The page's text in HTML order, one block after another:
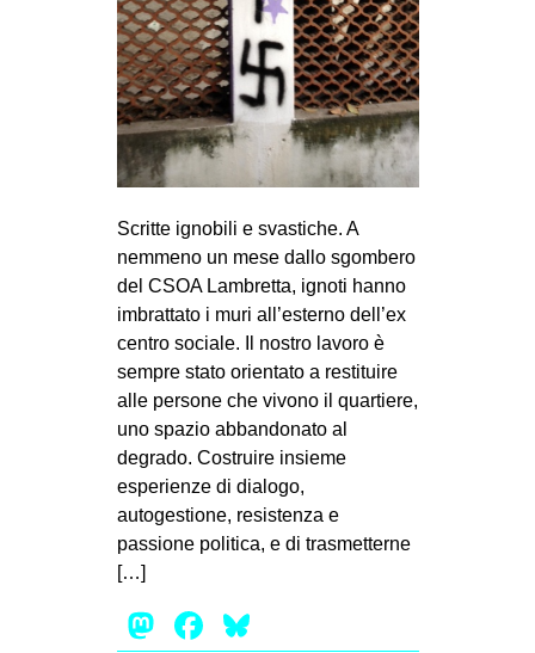
Scritte ignobili e svastiche. A
nemmeno un mese dallo sgombero
del CSOA Lambretta, ignoti hanno
imbrattato i muri all’esterno dell’ex
centro sociale. Il nostro lavoro è
sempre stato orientato a restituire
alle persone che vivono il quartiere,
uno spazio abbandonato al
degrado. Costruire insieme
esperienze di dialogo,
autogestione, resistenza e
passione politica, e di trasmetterne
[…]
Mastodon
Facebook